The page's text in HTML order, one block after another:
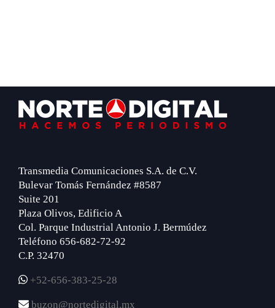
Footer
Transmedia Comunicaciones S.A. de C.V.
Bulevar Tomás Fernández #8587
Suite 201
Plaza Olivos, Edificio A
Col. Parque Industrial Antonio J. Bermúdez
Teléfono 656-682-72-92
C.P. 32470
+52-656-383-25-28
buzon@nortedigital.mx